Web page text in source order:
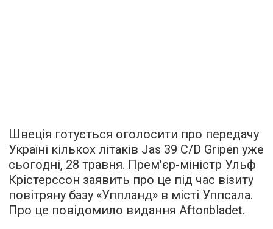
Швеція готується оголосити про передачу
Україні кількох літаків Jas 39 C/D Gripen уже
сьогодні, 28 травня. Прем'єр-міністр Ульф
Крістерссон заявить про це під час візиту
повітряну базу «Уппланд» в місті Уппсала.
Про це повідомило видання Aftonbladet.